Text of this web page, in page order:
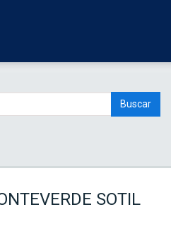
Buscar
SOTIL